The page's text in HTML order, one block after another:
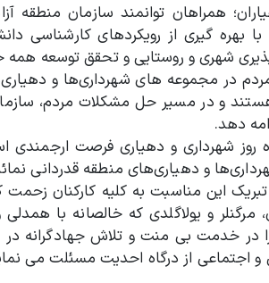
همراهان توانمند سازمان
بهره گیری از رویکردهای کارشناسی
شهری و روستایی و تحقق توسعه
در مجموعه های شهرداری‌ها و
و در مسیر حل مشکلات مردم، سازمان
دهد.
روز شهرداری و دهیاری فرصت
و دهیاری‌های منطقه قدردانی
این مناسبت به کلیه کارکنان
مرگنلر و یولاگلدی که خالصانه با
در خدمت بی منت و تلاش جهادگرانه
و اجتماعی از درگاه احدیت مسئلت می